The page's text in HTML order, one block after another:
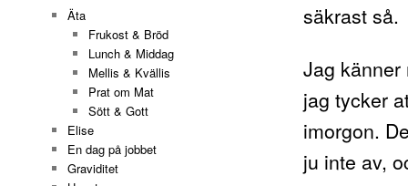
säkrast så.
Jag känner
jag tycker
imorgon.
ju inte av,
Äta
Frukost & Bröd
Lunch & Middag
Mellis & Kvällis
Prat om Mat
Sött & Gott
Elise
En dag på jobbet
Graviditet